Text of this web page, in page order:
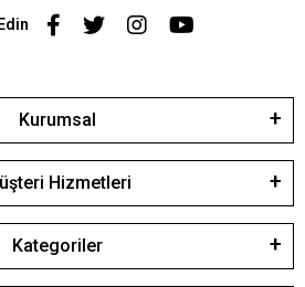
Kurumsal
Hizmetleri
Kategoriler